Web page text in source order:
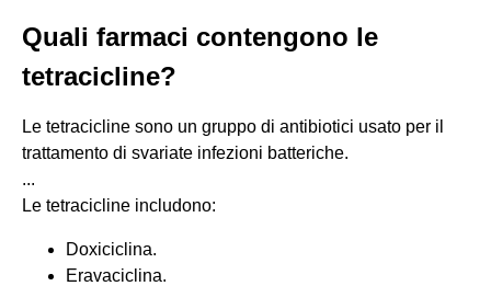
Quali farmaci contengono le
tetracicline?
Le tetracicline sono un gruppo di antibiotici usato per il
trattamento di svariate infezioni batteriche.
...
Le tetracicline includono:
Doxiciclina.
Eravaciclina.